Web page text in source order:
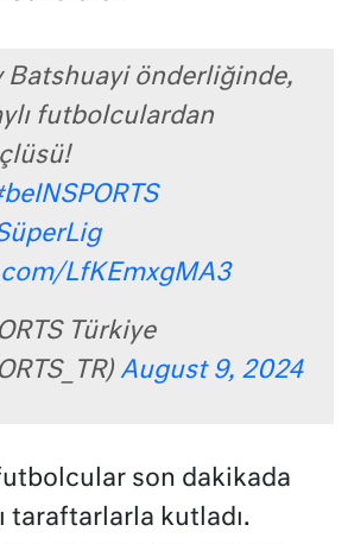
Batshuayi önderliğinde,
futbolculardan
LfKEmxgMA3
Türkiye
August 9, 2024
son dakikada
taraftarlarla kutladı.